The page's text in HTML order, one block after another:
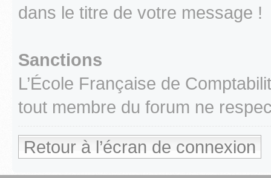
dans le titre de votre message !
Sanctions
L’École Française de
tout membre du forum ne
Retour à l’écran de connexion